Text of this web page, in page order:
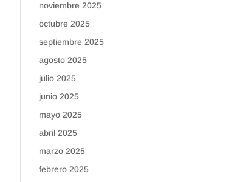
noviembre 2025
octubre 2025
septiembre 2025
agosto 2025
julio 2025
junio 2025
mayo 2025
abril 2025
marzo 2025
febrero 2025